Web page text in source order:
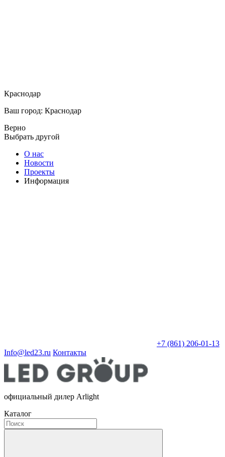
Краснодар
Ваш город: Краснодар
Верно
Выбрать другой
О нас
Новости
Проекты
Информация
+7 (861) 206-01-13
Info@led23.ru Контакты
официальный дилер Arlight
Каталог